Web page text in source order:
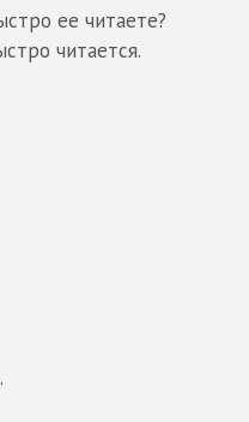
ее читаете?
читается.